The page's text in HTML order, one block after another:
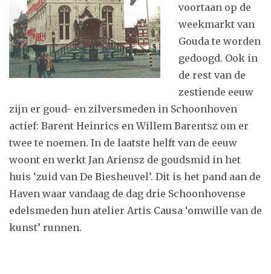
voortaan op de
weekmarkt van
Gouda te worden
gedoogd. Ook in
de rest van de
zestiende eeuw
zijn er goud- en zilversmeden in Schoonhoven
actief: Barent Heinrics en Willem Barentsz om er
twee te noemen. In de laatste helft van de eeuw
woont en werkt Jan Ariensz de goudsmid in het
huis ‘zuid van De Biesheuvel’. Dit is het pand aan de
Haven waar vandaag de dag drie Schoonhovense
edelsmeden hun atelier Artis Causa ‘omwille van de
kunst’ runnen.